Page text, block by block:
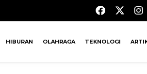
HIBURAN OLAHRAGA TEKNOLOGI